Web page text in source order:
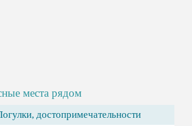
места рядом
достопримечательности